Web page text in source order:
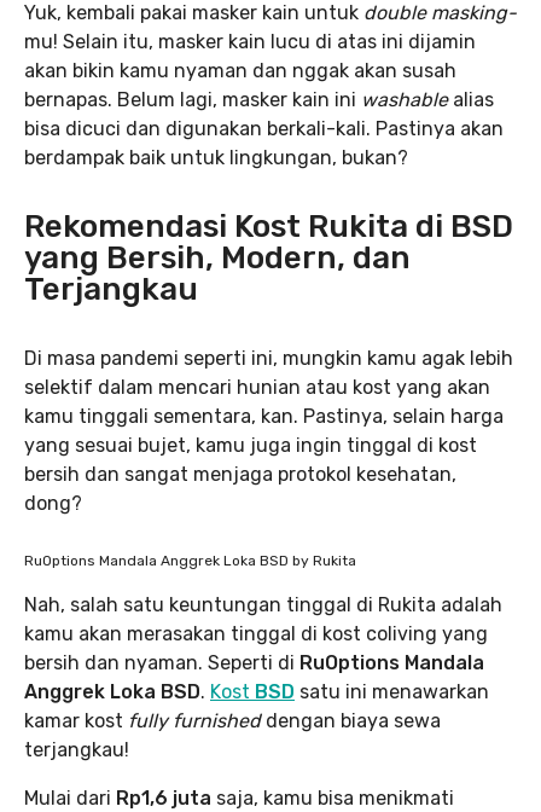
Yuk, kembali pakai masker kain untuk double masking-
mu! Selain itu, masker kain lucu di atas ini dijamin
akan bikin kamu nyaman dan nggak akan susah
bernapas. Belum lagi, masker kain ini washable alias
bisa dicuci dan digunakan berkali-kali. Pastinya akan
berdampak baik untuk lingkungan, bukan?
Rekomendasi Kost Rukita di BSD
yang Bersih, Modern, dan
Terjangkau
Di masa pandemi seperti ini, mungkin kamu agak lebih
selektif dalam mencari hunian atau kost yang akan
kamu tinggali sementara, kan. Pastinya, selain harga
yang sesuai bujet, kamu juga ingin tinggal di kost
bersih dan sangat menjaga protokol kesehatan,
dong?
RuOptions Mandala Anggrek Loka BSD by Rukita
Nah, salah satu keuntungan tinggal di Rukita adalah
kamu akan merasakan tinggal di kost coliving yang
bersih dan nyaman. Seperti di RuOptions Mandala
Anggrek Loka BSD. Kost BSD satu ini menawarkan
kamar kost fully furnished dengan biaya sewa
terjangkau!
Mulai dari Rp1,6 juta saja, kamu bisa menikmati